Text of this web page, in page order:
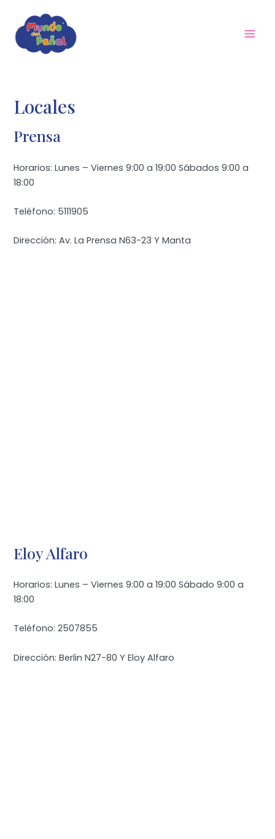
contenido
Locales
Prensa
Horarios: Lunes – Viernes 9:00 a 19:00 Sábados 9:00 a
18:00
Teléfono: 5111905
Dirección: Av. La Prensa N63-23 Y Manta
Eloy Alfaro
Horarios: Lunes – Viernes 9:00 a 19:00 Sábado 9:00 a
18:00
Teléfono: 2507855
Dirección: Berlin N27-80 Y Eloy Alfaro